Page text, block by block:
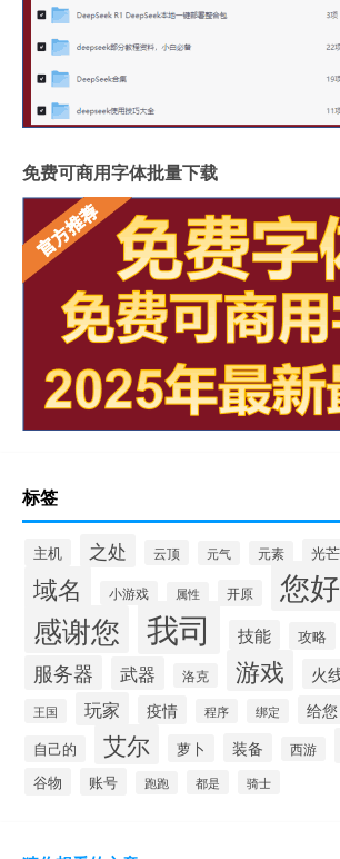
免费可商用字体批量下载
标签
主机 之处 云顶 元气 元素 光芒
域名 小游戏 属性 开原 您好
感谢您 我司 技能 攻略
服务器 武器 洛克 游戏 火
王国 玩家 疫情 程序 绑定 给您
自己的 艾尔 萝卜 装备 西游
谷物 账号 跑跑 都是 骑士